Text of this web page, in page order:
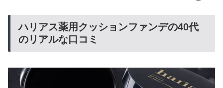
ハリアス薬用クッションファンデの40代
のリアルな口コミ